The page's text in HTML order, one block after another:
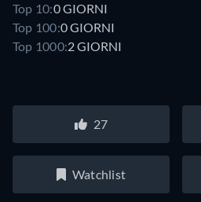
Top 10:0 GIORNI
Top 100:0 GIORNI
Top 1000:2 GIORNI
27
Watchlist